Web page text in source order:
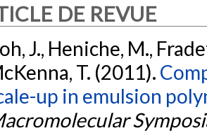
DE REVUE
J., Heniche, M.,
T. (2011).
up in emulsion